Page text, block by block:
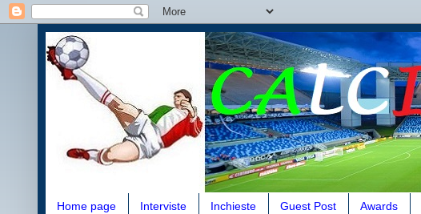
Home page Interviste Inchieste Guest Post Awards